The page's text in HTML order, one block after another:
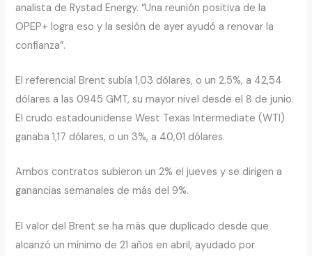
analista de Rystad Energy. “Una reunión positiva de la
OPEP+ logra eso y la sesión de ayer ayudó a renovar la
confianza”.
El referencial Brent subía 1,03 dólares, o un 2.5%, a 42,54
dólares a las 0945 GMT, su mayor nivel desde el 8 de junio.
El crudo estadounidense West Texas Intermediate (WTI)
ganaba 1,17 dólares, o un 3%, a 40,01 dólares.
Ambos contratos subieron un 2% el jueves y se dirigen a
ganancias semanales de más del 9%.
El valor del Brent se ha más que duplicado desde que
alcanzó un mínimo de 21 años en abril, ayudado por